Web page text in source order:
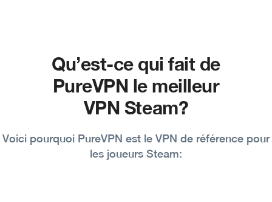
Qu’est-ce qui fait de
PureVPN le meilleur
VPN Steam?
Voici pourquoi PureVPN est le VPN de référence pour
les joueurs Steam: